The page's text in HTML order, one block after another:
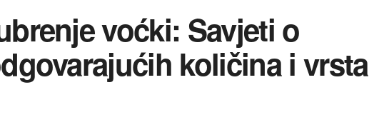
voćki: Savjeti o
količina i vrsta